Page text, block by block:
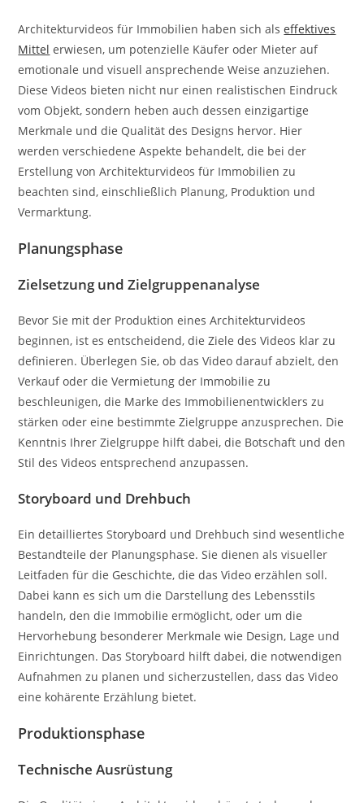
Architekturvideos für Immobilien haben sich alseffektives
Mittel erwiesen, um potenzielle Käufer oder Mieter auf
emotionale und visuell ansprechende Weise anzuziehen.
Diese Videos bieten nicht nur einen realistischen Eindruck
vom Objekt, sondern heben auch dessen einzigartige
Merkmale und die Qualität des Designs hervor. Hier
werden verschiedene Aspekte behandelt, die bei der
Erstellung von Architekturvideos für Immobilien zu
beachten sind, einschließlich Planung, Produktion und
Vermarktung.
Planungsphase
Zielsetzung und Zielgruppenanalyse
Bevor Sie mit der Produktion eines Architekturvideos
beginnen, ist es entscheidend, die Ziele des Videos klar zu
definieren. Überlegen Sie, ob das Video darauf abzielt, den
Verkauf oder die Vermietung der Immobilie zu
beschleunigen, die Marke des Immobilienentwicklers zu
stärken oder eine bestimmte Zielgruppe anzusprechen. Die
Kenntnis Ihrer Zielgruppe hilft dabei, die Botschaft und den
Stil des Videos entsprechend anzupassen.
Storyboard und Drehbuch
Ein detailliertes Storyboard und Drehbuch sind wesentliche
Bestandteile der Planungsphase. Sie dienen als visueller
Leitfaden für die Geschichte, die das Video erzählen soll.
Dabei kann es sich um die Darstellung des Lebensstils
handeln, den die Immobilie ermöglicht, oder um die
Hervorhebung besonderer Merkmale wie Design, Lage und
Einrichtungen. Das Storyboard hilft dabei, die notwendigen
Aufnahmen zu planen und sicherzustellen, dass das Video
eine kohärente Erzählung bietet.
Produktionsphase
Technische Ausrüstung